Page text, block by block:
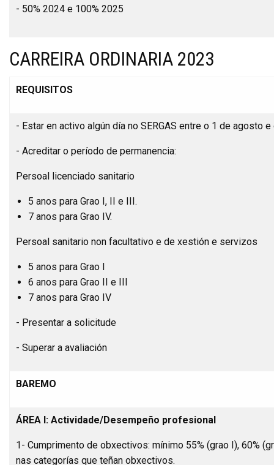
- 50% 2024 e 100% 2025
CARREIRA ORDINARIA 2023
REQUISITOS
- Estar en activo algún día no SERGAS entre o 1 de agosto
- Acreditar o período de permanencia:
Persoal licenciado sanitario
5 anos para Grao I, II e III.
7 anos para Grao IV.
Persoal sanitario non facultativo e de xestión e servizos
5 anos para Grao I
6 anos para Grao II e III
7 anos para Grao IV
- Presentar a solicitude
- Superar a avaliación
BAREMO
ÁREA I: Actividade/Desempeño profesional
1- Cumprimento de obxectivos: mínimo 55% (grao I), 60%
nas categorías que teñan obxectivos.